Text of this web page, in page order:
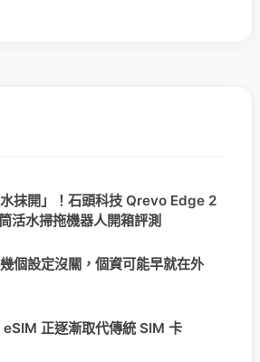
抹開」！石頭科技 Qrevo Edge 2
活水掃拖機器人開箱評測
個設定沒關，個資可能早就在外
正逐漸取代傳統 SIM 卡